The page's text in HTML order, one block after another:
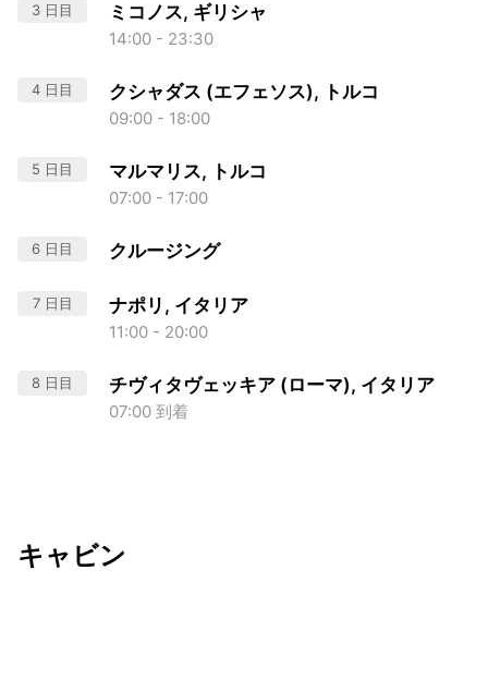
3 日目 ミコノス, ギリシャ
14:00 - 23:30
4 日目 クシャダス (エフェソス), トルコ
09:00 - 18:00
5 日目 マルマリス, トルコ
07:00 - 17:00
6 日目 クルージング
7 日目 ナポリ, イタリア
11:00 - 20:00
8 日目 チヴィタヴェッキア (ローマ), イタリア
07:00 到着
キャビン